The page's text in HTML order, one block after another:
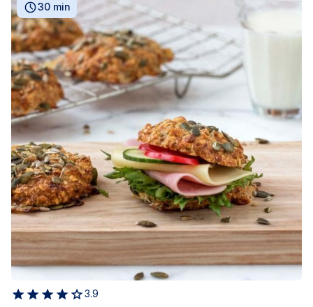
30 min
3.9